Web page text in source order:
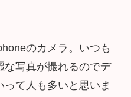
のカメラ。いつも
な写真が撮れるのでデ
て人も多いと思いま